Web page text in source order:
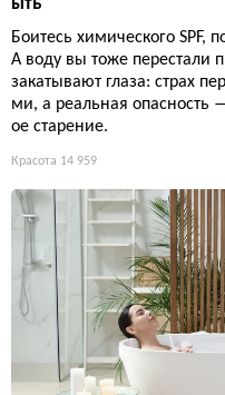
Боитесь химического SPF,
А воду вы тоже перестали
закатывают глаза: страх
ми, а реальная
ое старение.
Красота 14 959